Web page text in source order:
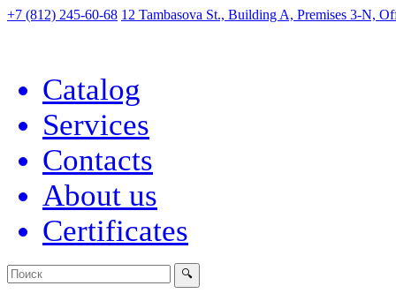
+7 (812) 245-60-68 12 Tambasova St., Building A, Premises 3-N,
Catalog
Services
Contacts
About us
Certificates